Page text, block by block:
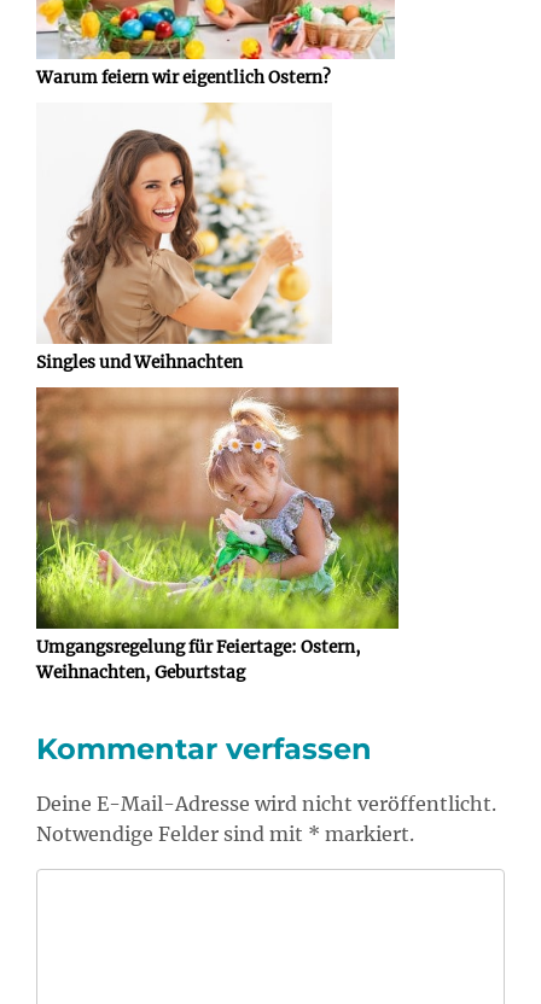
Warum feiern wir eigentlich Ostern?
Singles und Weihnachten
Umgangsregelung für Feiertage: Ostern,
Weihnachten, Geburtstag
Kommentar verfassen
Deine E-Mail-Adresse wird nicht veröffentlicht.
Notwendige Felder sind mit * markiert.